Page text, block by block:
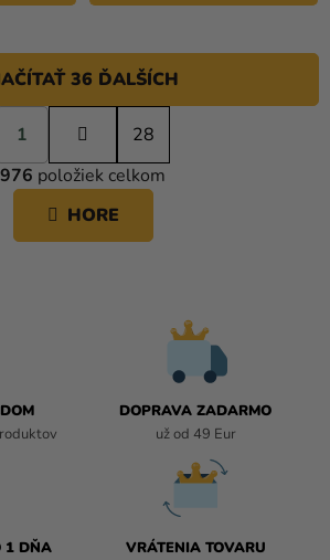
O
V
L
Á
36 ĎALŠÍCH
S
t
r
á
k
o
1
28
976 položiek celkom
HORE
DOPRAVA ZADARMO
už od 49 Eur
1 DŇA
VRÁTENIA TOVARU